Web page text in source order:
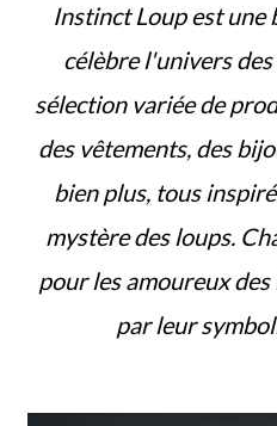
Instinct Loup est une
célèbre l'univers
sélection variée de
des vêtements, des
bien plus, tous
mystère des loups.
pour les amoureux
par leur